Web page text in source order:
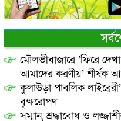
মৌলভীবাজারে ‘ফিরে
আমাদের করণীয়’ শীর্ষক
কুলাউড়া পাবলিক
বৃক্ষরোপণ
সম্মান, শ্রদ্ধাবোধ ও